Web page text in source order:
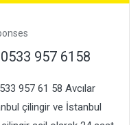
957 6158
957 61 58 Avcılar
çilingir ve İstanbul